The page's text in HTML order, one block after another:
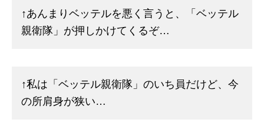
↑あんまりベッテルを悪く言うと、「ベッテル
親衛隊」が押しかけてくるぞ…
↑私は「ベッテル親衛隊」のいち員だけど、今
の所肩身が狭い…